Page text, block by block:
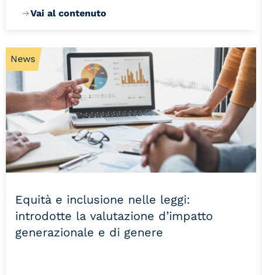
Vai al contenuto
News
Equità e inclusione nelle leggi:
introdotte la valutazione d’impatto
generazionale e di genere